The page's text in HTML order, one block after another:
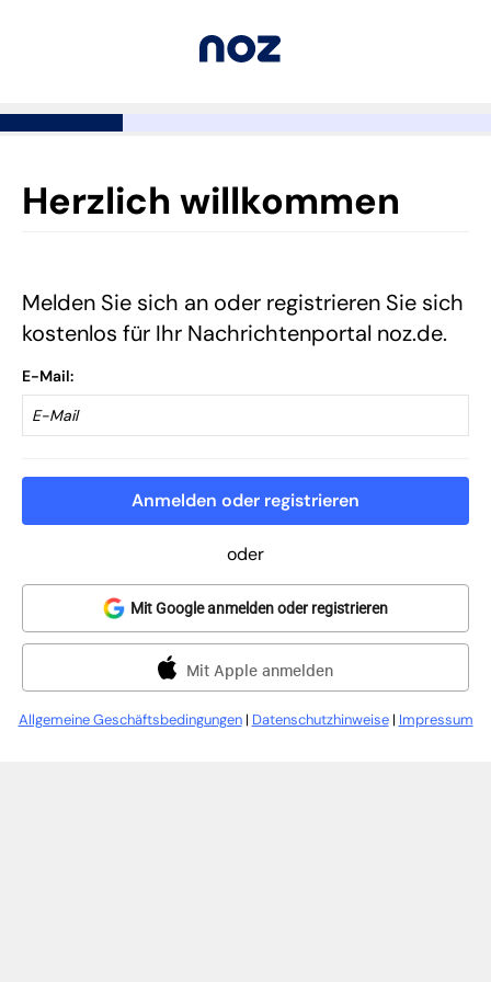
Herzlich willkommen
Melden Sie sich an oder registrieren Sie sich
kostenlos für Ihr Nachrichtenportal noz.de.
E-Mail
Anmelden oder registrieren
oder
Mit Google anmelden oder registrieren
Mit Apple anmelden
Allgemeine Geschäftsbedingungen| Datenschutzhinweise| Impressum